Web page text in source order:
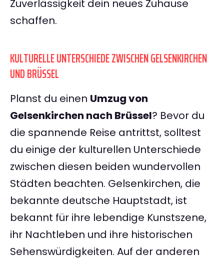
Zuverlässigkeit dein neues Zuhause
schaffen.
KULTURELLE UNTERSCHIEDE ZWISCHEN GELSENKIRCHEN
UND BRÜSSEL
Planst du einen Umzug von
Gelsenkirchen nach Brüssel? Bevor du
die spannende Reise antrittst, solltest
du einige der kulturellen Unterschiede
zwischen diesen beiden wundervollen
Städten beachten. Gelsenkirchen, die
bekannte deutsche Hauptstadt, ist
bekannt für ihre lebendige Kunstszene,
ihr Nachtleben und ihre historischen
Sehenswürdigkeiten. Auf der anderen